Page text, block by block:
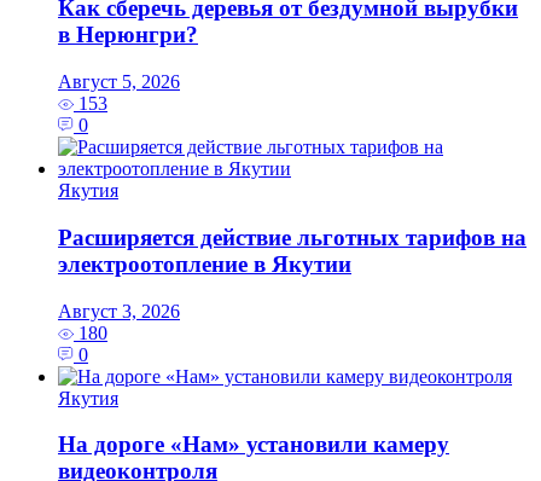
Как сберечь деревья от бездумной вырубки
в Нерюнгри?
Август 5, 2026
153
0
Якутия
Расширяется действие льготных тарифов на
электроотопление в Якутии
Август 3, 2026
180
0
Якутия
На дороге «Нам» установили камеру
видеоконтроля